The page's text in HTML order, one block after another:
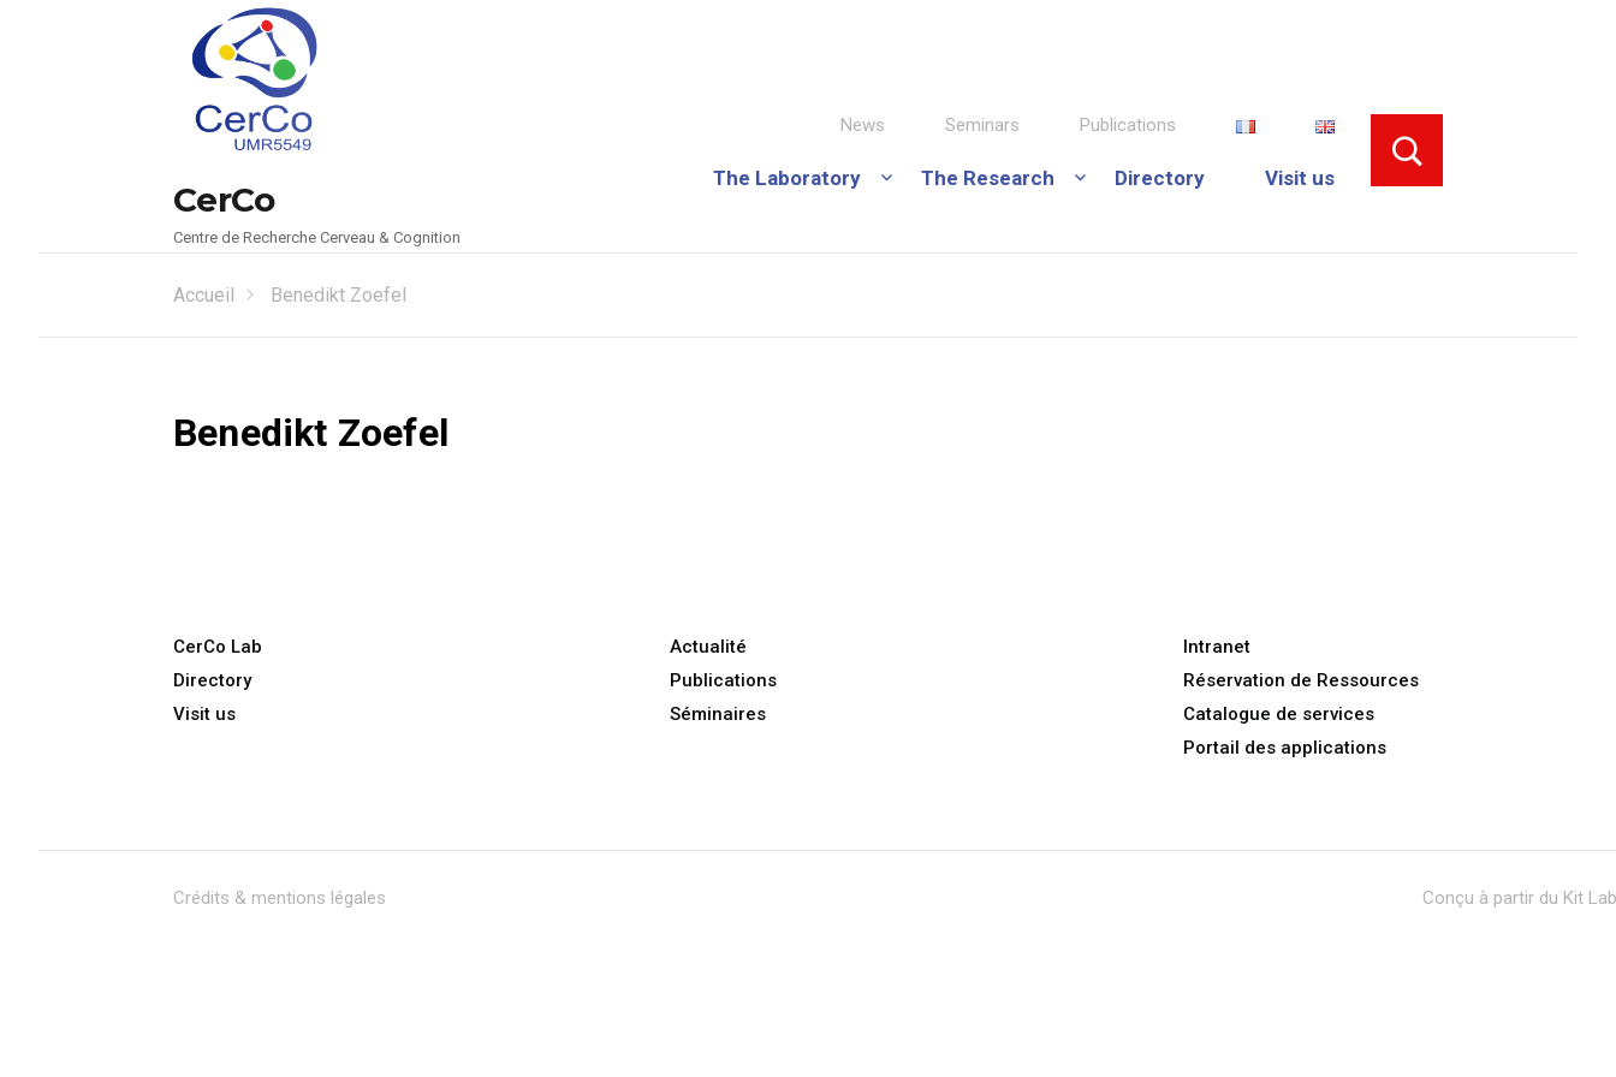
CerCo
Centre de Recherche Cerveau & Cognition
News Seminars Publications
The Laboratory The Research Directory Visit us
Accueil Benedikt Zoefel
Benedikt Zoefel
CerCo Lab
Directory
Visit us
Actualité
Publications
Séminaires
Intranet
Réservation de Ressources
Catalogue de services
Portail des applications
Crédits & mentions légales Conçu à partir du Kit